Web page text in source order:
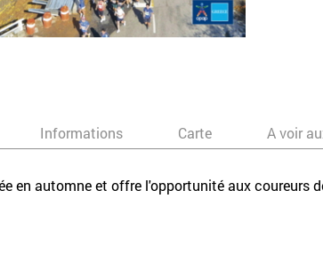
Informations Carte A voir
en automne et offre l'opportunité aux coureurs